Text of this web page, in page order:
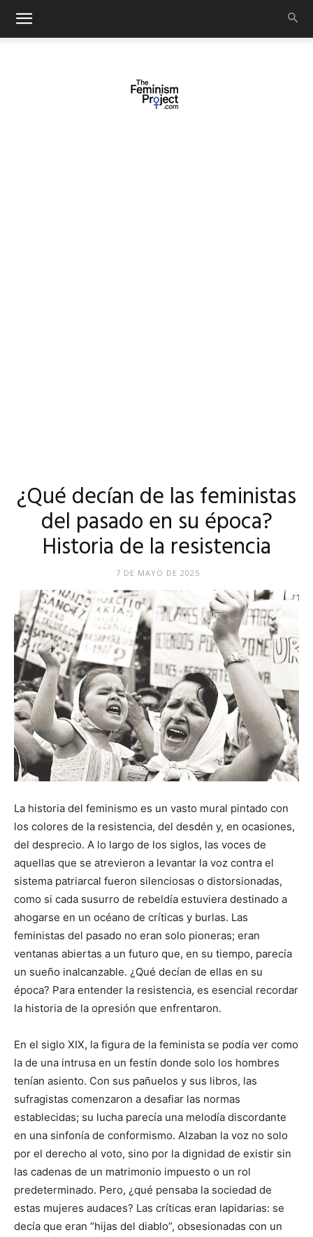
¿Qué decían de las feministas
del pasado en su época?
Historia de la resistencia
7 DE MAYO DE 2025
La historia del feminismo es un vasto mural pintado con
los colores de la resistencia, del desdén y, en ocasiones,
del desprecio. A lo largo de los siglos, las voces de
aquellas que se atrevieron a levantar la voz contra el
sistema patriarcal fueron silenciosas o distorsionadas,
como si cada susurro de rebeldía estuviera destinado a
ahogarse en un océano de críticas y burlas. Las
feministas del pasado no eran solo pioneras; eran
ventanas abiertas a un futuro que, en su tiempo, parecía
un sueño inalcanzable. ¿Qué decían de ellas en su
época? Para entender la resistencia, es esencial recordar
la historia de la opresión que enfrentaron.
En el siglo XIX, la figura de la feminista se podía ver como
la de una intrusa en un festín donde solo los hombres
tenían asiento. Con sus pañuelos y sus libros, las
sufragistas comenzaron a desafiar las normas
establecidas; su lucha parecía una melodía discordante
en una sinfonía de conformismo. Alzaban la voz no solo
por el derecho al voto, sino por la dignidad de existir sin
las cadenas de un matrimonio impuesto o un rol
predeterminado. Pero, ¿qué pensaba la sociedad de
estas mujeres audaces? Las críticas eran lapidarias: se
decía que eran “hijas del diablo”, obsesionadas con un